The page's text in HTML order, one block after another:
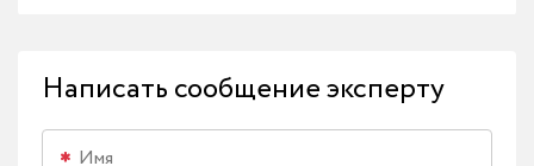
Написать сообщение эксперту